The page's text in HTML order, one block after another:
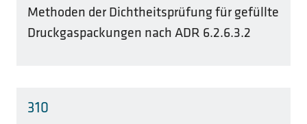
Methoden der Dichtheitsprüfung für gefüllte
Druckgaspackungen nach ADR 6.2.6.3.2
310